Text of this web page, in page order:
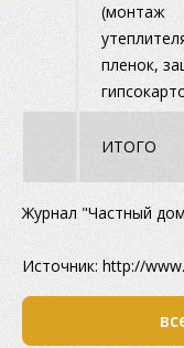
(монтаж
пленок,
ИТОГО
Журнал "Частный
Источник: http://